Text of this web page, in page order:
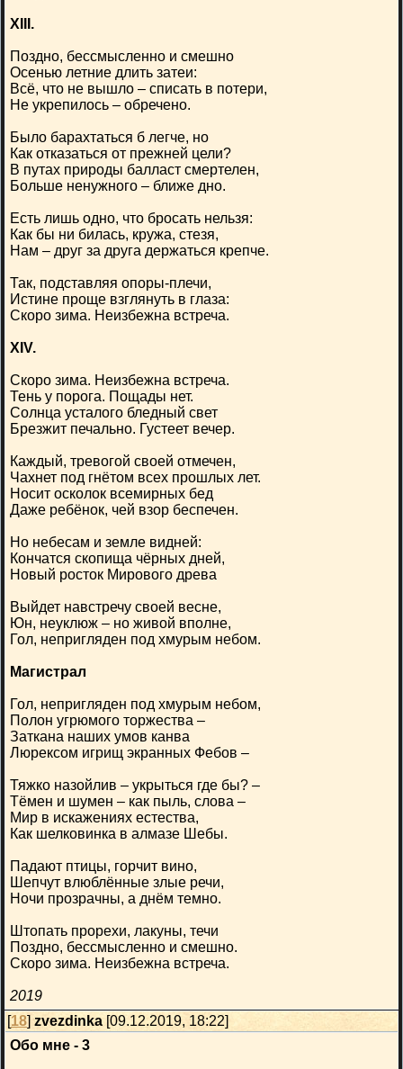
XIII.
Поздно, бессмысленно и смешно
Осенью летние длить затеи:
Всё, что не вышло – списать в потери,
Не укрепилось – обречено.
Было барахтаться б легче, но
Как отказаться от прежней цели?
В путах природы балласт смертелен,
Больше ненужного – ближе дно.
Есть лишь одно, что бросать нельзя:
Как бы ни билась, кружа, стезя,
Нам – друг за друга держаться крепче.
Так, подставляя опоры-плечи,
Истине проще взглянуть в глаза:
Скоро зима. Неизбежна встреча.
XIV.
Скоро зима. Неизбежна встреча.
Тень у порога. Пощады нет.
Солнца усталого бледный свет
Брезжит печально. Густеет вечер.
Каждый, тревогой своей отмечен,
Чахнет под гнётом всех прошлых лет.
Носит осколок всемирных бед
Даже ребёнок, чей взор беспечен.
Но небесам и земле видней:
Кончатся скопища чёрных дней,
Новый росток Мирового древа
Выйдет навстречу своей весне,
Юн, неуклюж – но живой вполне,
Гол, непригляден под хмурым небом.
Магистрал
Гол, непригляден под хмурым небом,
Полон угрюмого торжества –
Заткана наших умов канва
Люрексом игрищ экранных Фебов –
Тяжко назойлив – укрыться где бы? –
Тёмен и шумен – как пыль, слова –
Мир в искажениях естества,
Как шелковинка в алмазе Шебы.
Падают птицы, горчит вино,
Шепчут влюблённые злые речи,
Ночи прозрачны, а днём темно.
Штопать прорехи, лакуны, течи
Поздно, бессмысленно и смешно.
Скоро зима. Неизбежна встреча.
2019
[18]zvezdinka [09.12.2019, 18:22]
Обо мне - 3